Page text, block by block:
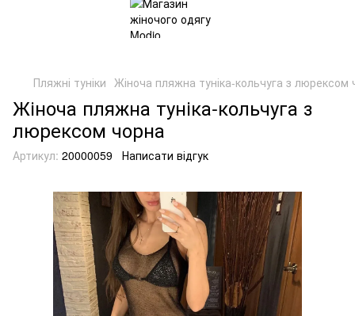
Пляжні туніки Жіноча пляжна туніка-кольчуга з люрексом
Жіноча пляжна туніка-кольчуга з
люрексом чорна
Артикул: 20000059 Написати відгук